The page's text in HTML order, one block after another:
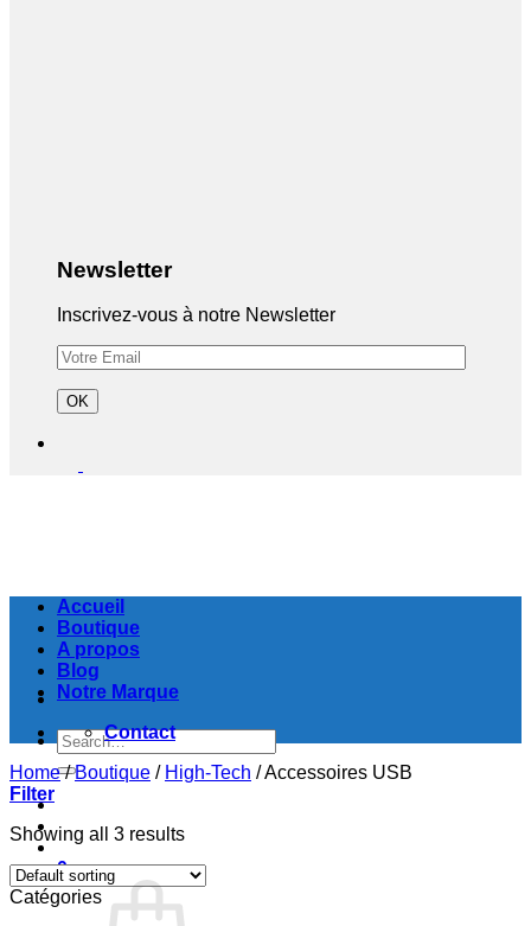
Newsletter
Inscrivez-vous à notre Newsletter
Search
for:
0
Accueil
Boutique
A propos
Blog
Notre Marque
Contact
Home / Boutique / High-Tech /Accessoires USB
Filter
Showing all 3 results
Catégories